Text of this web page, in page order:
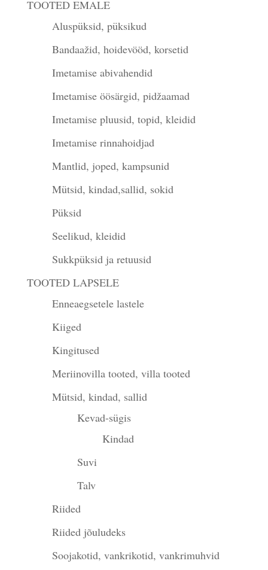
TOOTED EMALE
Aluspüksid, püksikud
Bandaažid, hoidevööd, korsetid
Imetamise abivahendid
Imetamise öösärgid, pidžaamad
Imetamise pluusid, topid, kleidid
Imetamise rinnahoidjad
Mantlid, joped, kampsunid
Mütsid, kindad,sallid, sokid
Püksid
Seelikud, kleidid
Sukkpüksid ja retuusid
TOOTED LAPSELE
Enneaegsetele lastele
Kiiged
Kingitused
Meriinovilla tooted, villa tooted
Mütsid, kindad, sallid
Kevad-sügis
Kindad
Suvi
Talv
Riided
Riided jõuludeks
Soojakotid, vankrikotid, vankrimuhvid